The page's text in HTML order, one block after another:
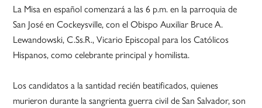
La Misa en español comenzará a las 6 p.m. en la parroquia de
San José en Cockeysville, con el Obispo Auxiliar Bruce A.
Lewandowski, C.Ss.R., Vicario Episcopal para los Católicos
Hispanos, como celebrante principal y homilista.
Los candidatos a la santidad recién beatificados, quienes
murieron durante la sangrienta guerra civil de San Salvador, son